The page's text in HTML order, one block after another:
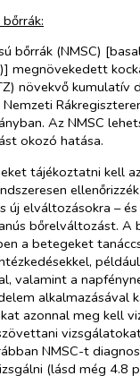
bőrrák (NMSC)
megnövekedett
növekvő kumulatív
Az NMSC
okozó hatása.
tájékoztatni kell
új elváltozásokra –
bőrelváltozást. A
a betegeket
valamint a
alkalmazásával
azonnal meg kell
NMSC-t
(lásd még 4.8